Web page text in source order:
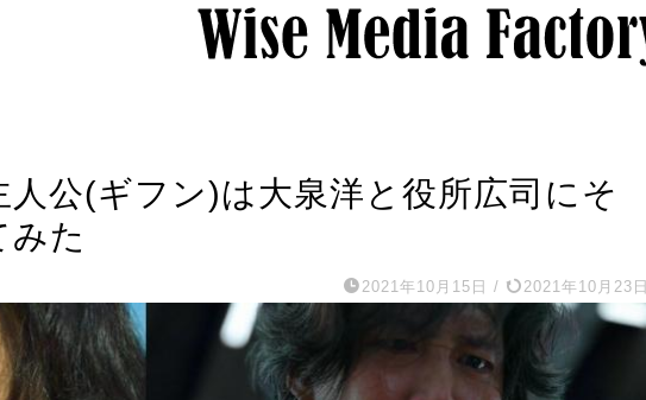
公(ギフン)は大泉洋と役所広司にそ
みた
2021年10月15日 / 2021年10月23日